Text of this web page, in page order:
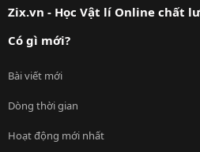
Zix.vn - Học Vật lí Online chất
Có gì mới?
Bài viết mới
Dòng thời gian
Hoạt động mới nhất